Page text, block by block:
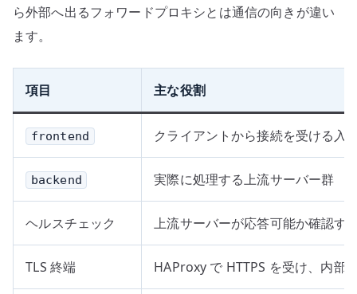
ら外部へ出るフォワードプロキシとは通信の向きが違い
ます。
項目 主な役割
frontend クライアントから接続を受ける入
backend 実際に処理する上流サーバー群
ヘルスチェック 上流サーバーが応答可能か確認す
TLS 終端 HAProxy で HTTPS を受け、内部